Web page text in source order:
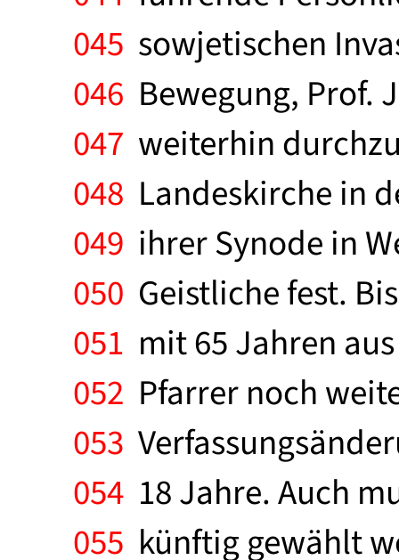
045 sowjetischen
046 Bewegung, Prof.
047 weiterhin
048 Landeskirche in
049 ihrer Synode in
050 Geistliche fest.
051 mit 65 Jahren
052 Pfarrer noch
053
054 18 Jahre. Auch
055 künftig gewählt